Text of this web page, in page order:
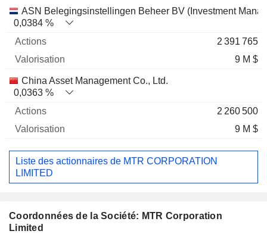
ASN Belegingsinstellingen Beheer BV (Investment
0,0384 %
2 391 765
9 M $
China Asset Management Co., Ltd.
0,0363 %
2 260 500
9 M $
Liste des actionnaires de MTR CORPORATION
LIMITED
Coordonnées de la Société: MTR Corporation
Limited